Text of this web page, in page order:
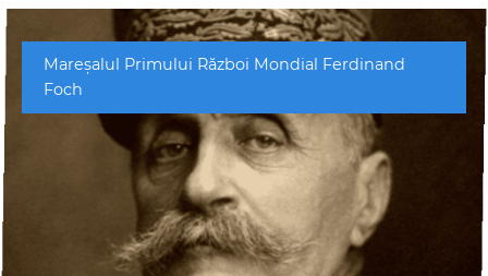
Mareșalul Primului Război Mondial Ferdinand
Foch